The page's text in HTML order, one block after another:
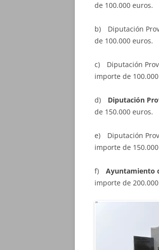
de 100.000 euros.
b) Diputación
de 100.000 euros.
c) Diputación
importe de
d) Diputación
de 150.000 euros.
e) Diputación
importe de
f) Ayuntamiento
importe de